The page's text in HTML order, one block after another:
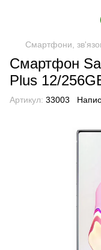
Смартфони,
Смартфон
Plus 12/
Артикул: 33003